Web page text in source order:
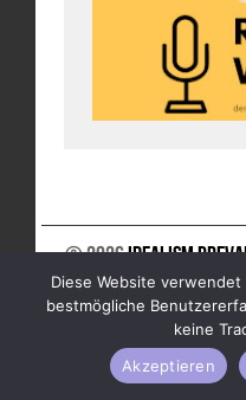
© 2026Idealism
UNTERSTÜTZE UNS
Diese Website
bestmögliche
keine
Akzeptieren